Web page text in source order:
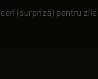
(surpriză) pentru zile